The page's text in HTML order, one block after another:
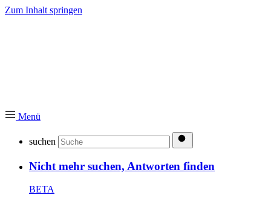
Zum Inhalt springen
Menü
suchen
Nicht mehr suchen, Antworten finden
BETA